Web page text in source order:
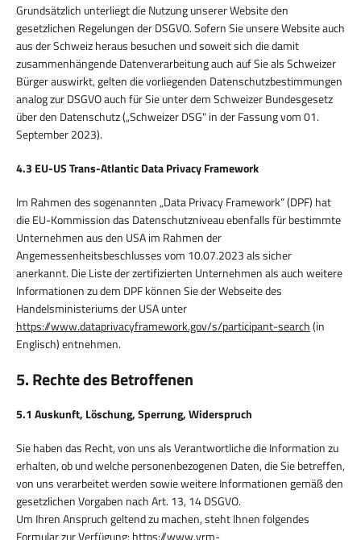
Grundsätzlich unterliegt die Nutzung unserer Website den
gesetzlichen Regelungen der DSGVO. Sofern Sie unsere Website auch
aus der Schweiz heraus besuchen und soweit sich die damit
zusammenhängende Datenverarbeitung auch auf Sie als Schweizer
Bürger auswirkt, gelten die vorliegenden Datenschutzbestimmungen
analog zur DSGVO auch für Sie unter dem Schweizer Bundesgesetz
über den Datenschutz („Schweizer DSG" in der Fassung vom 01.
September 2023).
4.3 EU-US Trans-Atlantic Data Privacy Framework
Im Rahmen des sogenannten „Data Privacy Framework” (DPF) hat
die EU-Kommission das Datenschutzniveau ebenfalls für bestimmte
Unternehmen aus den USA im Rahmen der
Angemessenheitsbeschlusses vom 10.07.2023 als sicher
anerkannt. Die Liste der zertifizierten Unternehmen als auch weitere
Informationen zu dem DPF können Sie der Webseite des
Handelsministeriums der USA unter
https://www.dataprivacyframework.gov/s/participant-search(in
Englisch) entnehmen.
5. Rechte des Betroffenen
5.1 Auskunft, Löschung, Sperrung, Widerspruch
Sie haben das Recht, von uns als Verantwortliche die Information zu
erhalten, ob und welche personenbezogenen Daten, die Sie betreffen,
von uns verarbeitet werden sowie weitere Informationen gemäß den
gesetzlichen Vorgaben nach Art. 13, 14 DSGVO.
Um Ihren Anspruch geltend zu machen, steht Ihnen folgendes
Formular zur Verfügung: https://www.vrm-